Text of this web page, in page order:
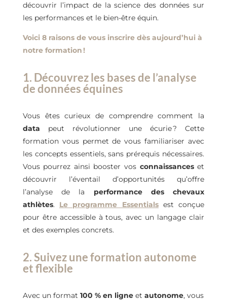
découvrir l’impact de la science des données sur
les performances et le bien-être équin.
Voici 8 raisons de vous inscrire dès aujourd’hui à
notre formation !
1. Découvrez les bases de l’analyse
de données équines
Vous êtes curieux de comprendre comment la
data peut révolutionner une écurie ? Cette
formation vous permet de vous familiariser avec
les concepts essentiels, sans prérequis nécessaires.
Vous pourrez ainsi booster vos connaissanceset
découvrir l’éventail d’opportunités qu’offre
l’analyse de la performance des chevaux
athlètes. Le programme Essentialsest conçue
pour être accessible à tous, avec un langage clair
et des exemples concrets.
2. Suivez une formation autonome
et flexible
Avec un format 100 % en ligneet autonome, vous